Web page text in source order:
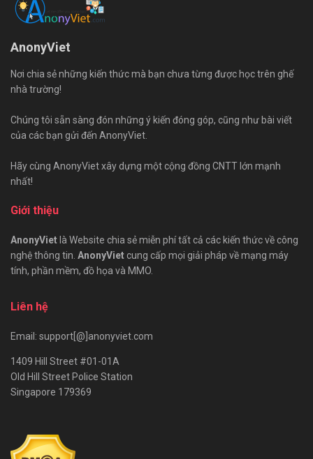
AnonyViet
Nơi chia sẻ những kiến thức mà bạn chưa từng được học trên ghế
nhà trường!
Chúng tôi sẵn sàng đón những ý kiến đóng góp, cũng như bài viết
của các bạn gửi đến AnonyViet.
Hãy cùng AnonyViet xây dựng một cộng đồng CNTT lớn mạnh
nhất!
Giới thiệu
AnonyViet là Website chia sẻ miễn phí tất cả các kiến thức về công
nghệ thông tin. AnonyViet cung cấp mọi giải pháp về mạng máy
tính, phần mềm, đồ họa và MMO.
Liên hệ
Email: support[@]anonyviet.com
1409 Hill Street #01-01A
Old Hill Street Police Station
Singapore 179369